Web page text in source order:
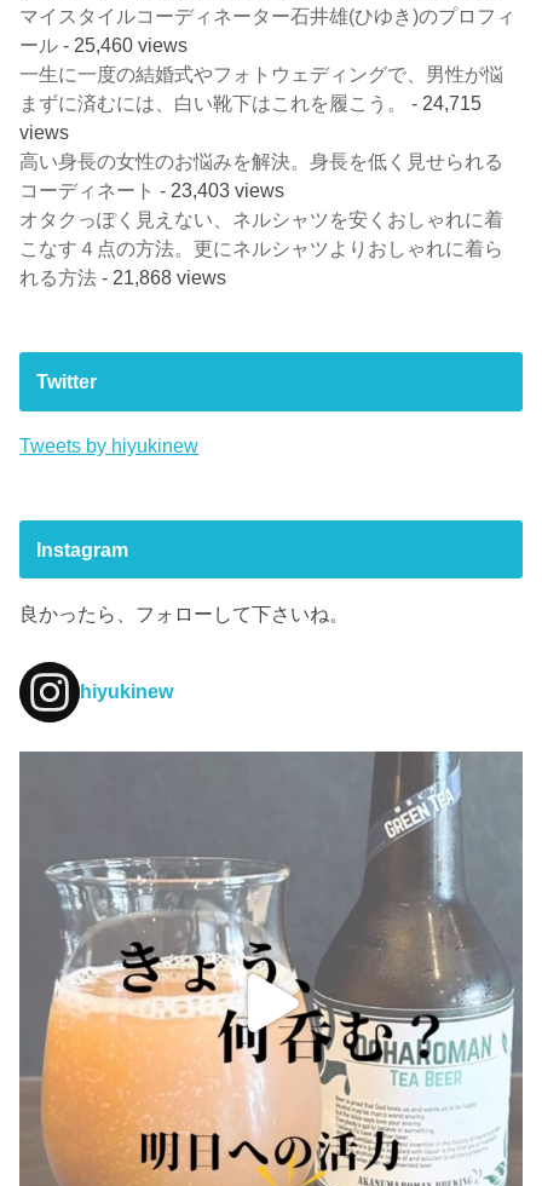
マイスタイルコーディネーター石井雄(ひゆき)のプロフィ
ール - 25,460 views
一生に一度の結婚式やフォトウェディングで、男性が悩
まずに済むには、白い靴下はこれを履こう。
- 24,715
views
高い身長の女性のお悩みを解決。身長を低く見せられる
コーディネート - 23,403 views
オタクっぽく見えない、ネルシャツを安くおしゃれに着
こなす４点の方法。更にネルシャツよりおしゃれに着ら
れる方法 - 21,868 views
Twitter
Tweets by hiyukinew
Instagram
良かったら、フォローして下さいね。
hiyukinew